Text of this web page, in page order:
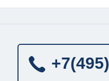
+7(495)